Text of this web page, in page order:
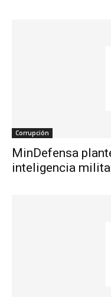
Corrupción
MinDefensa
inteligencia